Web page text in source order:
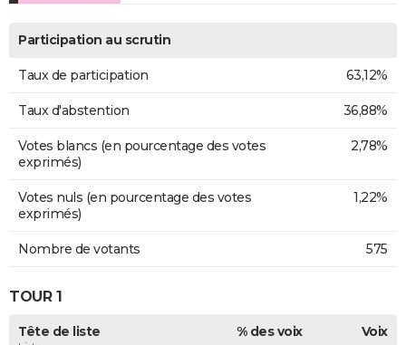
Participation au scrutin
Taux de participation 63,12%
Taux d'abstention 36,88%
Votes blancs (en pourcentage des votes
exprimés)
2,78%
Votes nuls (en pourcentage des votes
exprimés)
1,22%
Nombre de votants 575
TOUR 1
Tête de liste % des voix Voix